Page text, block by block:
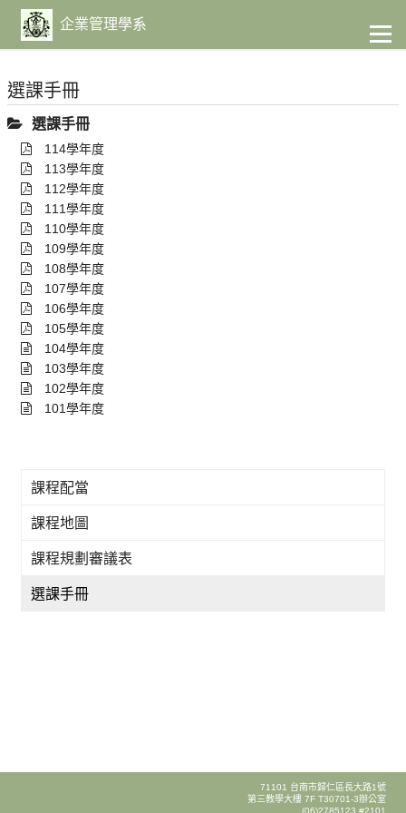
主
要
容
企業管理學系
選課手冊
選課手冊
114學年度
113學年度
112學年度
111學年度
110學年度
109學年度
108學年度
107學年度
106學年度
105學年度
104學年度
103學年度
102學年度
101學年度
課程配當
課程地圖
課程規劃審議表
選課手冊
71101 台南市歸仁區長大路1號
第三教學大樓 7F T30701-3辦公室